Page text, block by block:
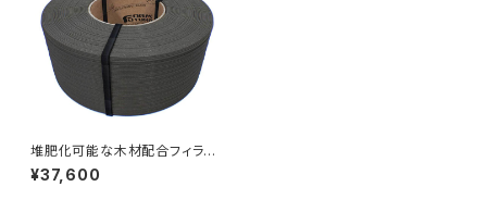
堆肥化可能な木材配合フィラメ
ント『BioFil – Wood：2000g』
¥37,600